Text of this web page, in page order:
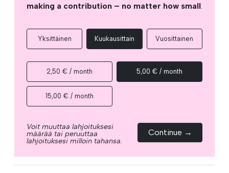
making a contribution – no matter how small.
Yksittäinen Kuukausittain Vuosittainen
2,50 € / month 5,00 € / month
15,00 € / month
Voit muuttaa lahjoituksesi
määrää tai peruuttaa
lahjoituksesi milloin tahansa.
Continue →